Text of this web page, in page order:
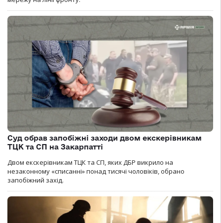
Суд обрав запобіжні заходи двом екскерівникам
ТЦК та СП на Закарпатті
Двом екскерівникам ТЦК та СП, яких ДБР викрило на
незаконному «списанні» понад тисячі чоловіків, обрано
запобіжний захід.